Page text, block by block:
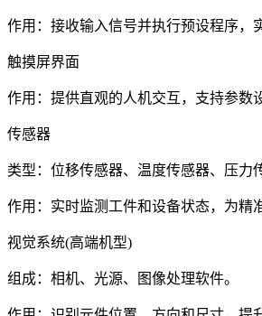
作用：接收输入信号并执行预设程序，
触摸屏界面
作用：提供直观的人机交互，支持参数
传感器
类型：位移传感器、温度传感器、压力
作用：实时监测工件和设备状态，为精
视觉系统(高端机型)
组成：相机、光源、图像处理软件。